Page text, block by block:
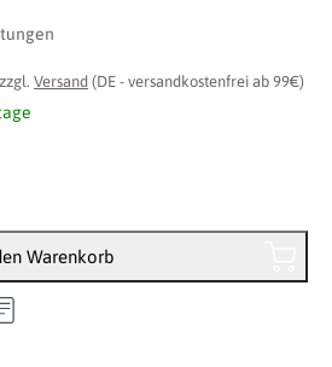
von 0 von 5 Sternen
Versand (DE - versandkostenfrei ab 99€)
Warenkorb